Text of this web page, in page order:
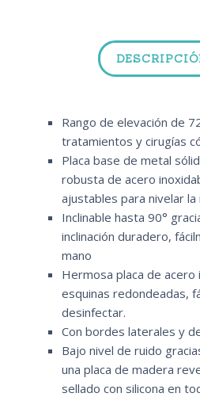
Rango de elevación de
tratamientos y cirugías
Placa base de metal
robusta de acero
ajustables para nivelar
Inclinable hasta 90°
inclinación duradero,
mano
Hermosa placa de
esquinas redondeadas,
desinfectar.
Con bordes laterales y
Bajo nivel de ruido
una placa de madera
sellado con silicona en